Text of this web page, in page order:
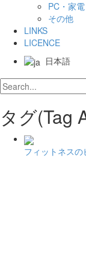
PC・家
その他
LINKS
LICENCE
日本語
タグ(Tag
フィットネスの